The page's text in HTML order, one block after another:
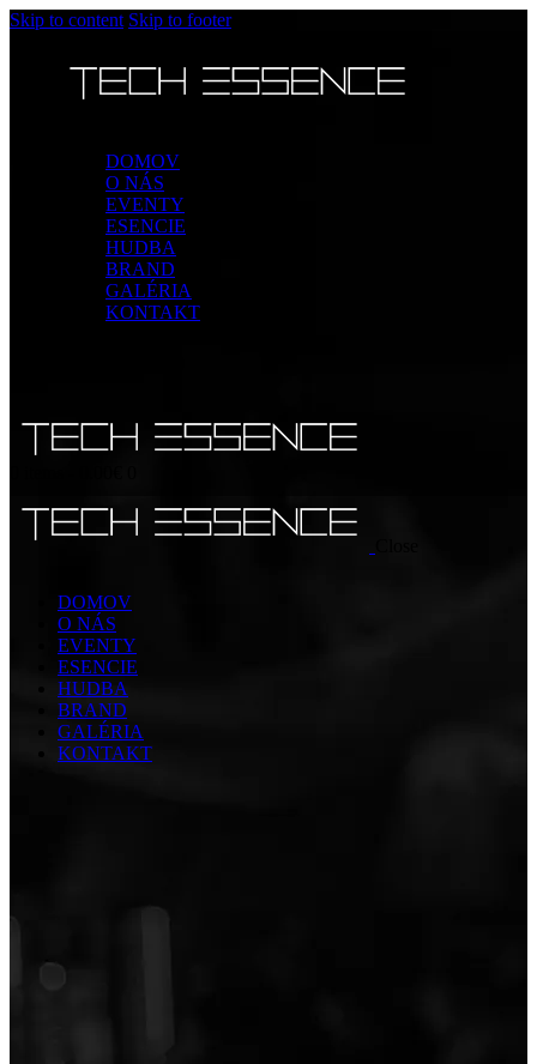
Skip to content Skip to footer
DOMOV
O NÁS
EVENTY
ESENCIE
HUDBA
BRAND
GALÉRIA
KONTAKT
DOMOV
O NÁS
EVENTY
ESENCIE
HUDBA
BRAND
GALÉRIA
KONTAKT